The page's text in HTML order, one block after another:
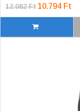
12.082 Ft 10.794 Ft